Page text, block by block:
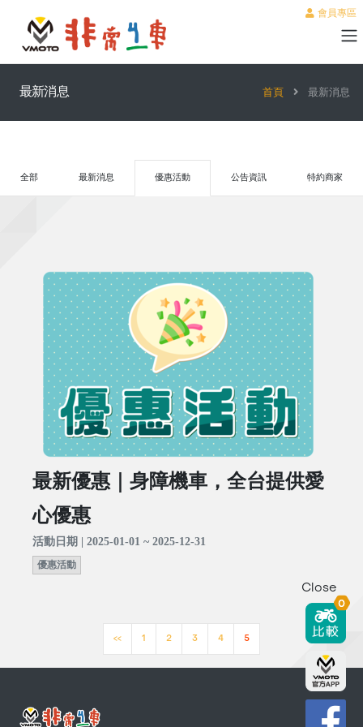
會員專區
最新消息 首頁 最新消息
全部 最新消息 優惠活動 公告資訊 特約商家
最新優惠｜身障機車，全台提供愛
心優惠
活動日期 | 2025-01-01 ~ 2025-12-31
優惠活動
<< 1 2 3 4 5
Close
0